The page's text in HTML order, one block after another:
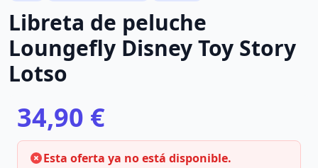
Libreta de peluche
Loungefly Disney Toy Story
Lotso
34,90 €
Esta oferta ya no está disponible.